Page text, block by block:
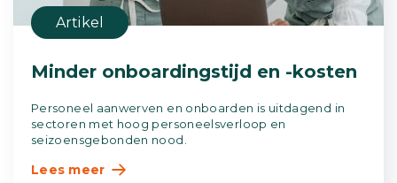
Artikel
Minder onboardingstijd en -kosten
Personeel aanwerven en onboarden is uitdagend in
sectoren met hoog personeelsverloop en
seizoensgebonden nood.
Lees meer